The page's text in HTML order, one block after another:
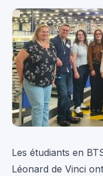
Les étudiants en
Léonard de Vinci